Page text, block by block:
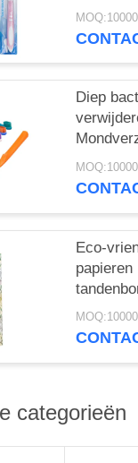
Zachtjes
Diep
Witte
Eco-
papieren
voor
categorieën